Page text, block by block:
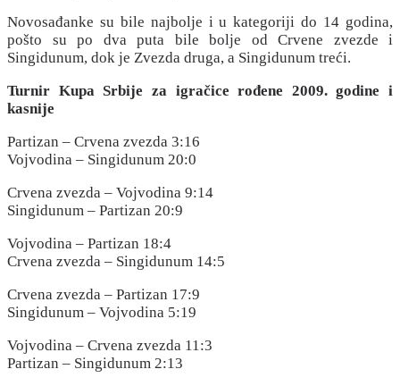
Novosađanke su bile najbolje i u kategoriji do 14 godina,
pošto su po dva puta bile bolje od Crvene zvezde i
Singidunum, dok je Zvezda druga, a Singidunum treći.
Turnir Kupa Srbije za igračice rođene 2009. godine i
kasnije
Partizan – Crvena zvezda 3:16
Vojvodina – Singidunum 20:0
Crvena zvezda – Vojvodina 9:14
Singidunum – Partizan 20:9
Vojvodina – Partizan 18:4
Crvena zvezda – Singidunum 14:5
Crvena zvezda – Partizan 17:9
Singidunum – Vojvodina 5:19
Vojvodina – Crvena zvezda 11:3
Partizan – Singidunum 2:13